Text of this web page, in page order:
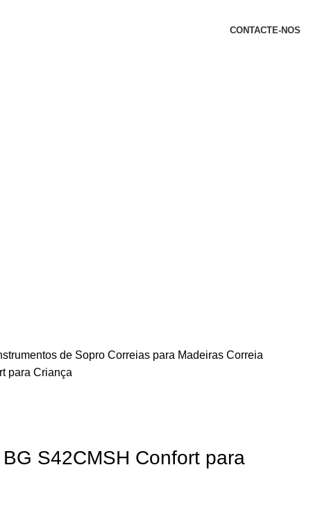
CONTACTE-NOS
de Sopro Correias para Madeiras Correia
para Criança
S42CMSH Confort para